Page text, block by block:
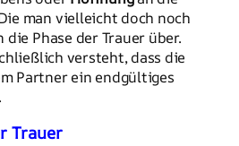
man vielleicht doch noch
Phase der Trauer über.
versteht, dass die
Partner ein endgültiges
Trauer